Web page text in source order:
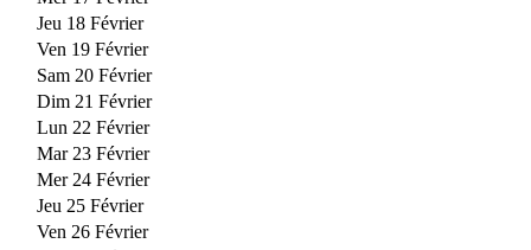
Jeu 18 Février
Ven 19 Février
Sam 20 Février
Dim 21 Février
Lun 22 Février
Mar 23 Février
Mer 24 Février
Jeu 25 Février
Ven 26 Février